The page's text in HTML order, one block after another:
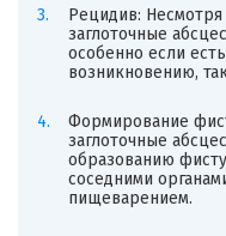
Рецидив:
заглоточные
особенно если
возникновению,
Формирование
заглоточные
образованию
соседними
пищеварением.